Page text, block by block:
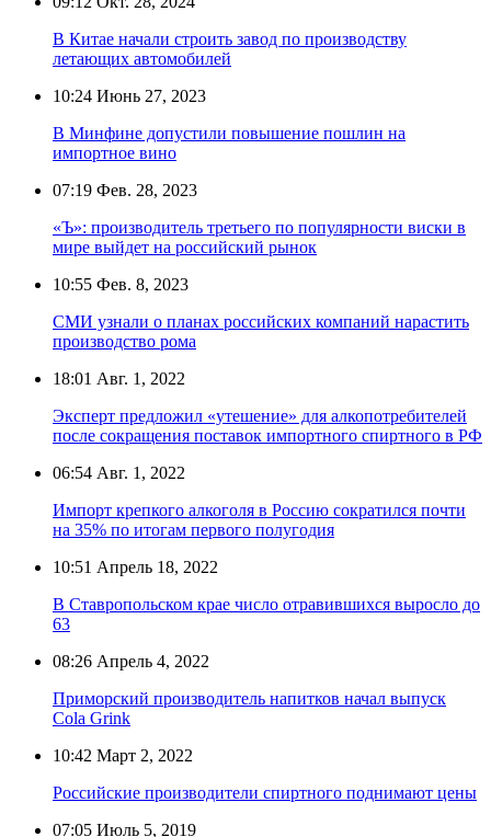
В Китае начали строить завод по производству
летающих автомобилей
10:24 Июнь 27, 2023
В Минфине допустили повышение пошлин на
импортное вино
07:19 Фев. 28, 2023
«Ъ»: производитель третьего по популярности виски в
мире выйдет на российский рынок
10:55 Фев. 8, 2023
СМИ узнали о планах российских компаний нарастить
производство рома
18:01 Авг. 1, 2022
Эксперт предложил «утешение» для алкопотребителей
после сокращения поставок импортного спиртного в РФ
06:54 Авг. 1, 2022
Импорт крепкого алкоголя в Россию сократился почти
на 35% по итогам первого полугодия
10:51 Апрель 18, 2022
В Ставропольском крае число отравившихся выросло до
63
08:26 Апрель 4, 2022
Приморский производитель напитков начал выпуск
Cola Grink
10:42 Март 2, 2022
Российские производители спиртного поднимают цены
07:05 Июль 5, 2019